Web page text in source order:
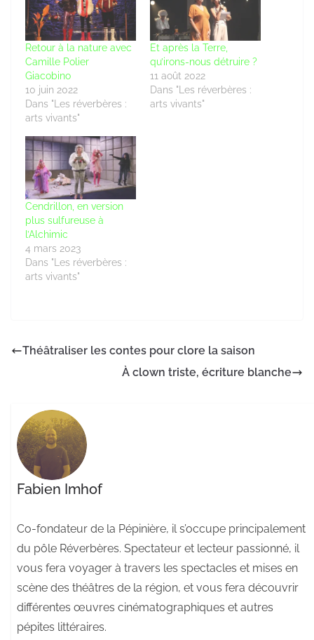
Retour à la nature avec
Camille Polier
Giacobino
10 juin 2022
Dans "Les réverbères :
arts vivants"
Et après la Terre,
qu’irons-nous détruire ?
11 août 2022
Dans "Les réverbères :
arts vivants"
Cendrillon, en version
plus sulfureuse à
l’Alchimic
4 mars 2023
Dans "Les réverbères :
arts vivants"
Théâtraliser les contes pour clore la saison
À clown triste, écriture blanche
Fabien Imhof
Co-fondateur de la Pépinière, il s’occupe principalement
du pôle Réverbères. Spectateur et lecteur passionné, il
vous fera voyager à travers les spectacles et mises en
scène des théâtres de la région, et vous fera découvrir
différentes œuvres cinématographiques et autres
pépites littéraires.